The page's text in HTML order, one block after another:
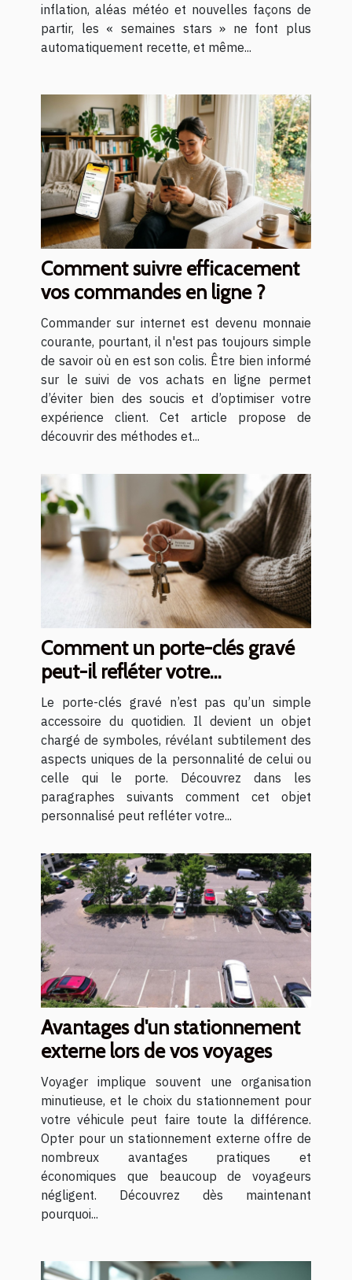
inflation, aléas météo et nouvelles façons de
partir, les « semaines stars » ne font plus
automatiquement recette, et même...
Comment suivre efficacement
vos commandes en ligne ?
Commander sur internet est devenu monnaie
courante, pourtant, il n'est pas toujours simple
de savoir où en est son colis. Être bien informé
sur le suivi de vos achats en ligne permet
d’éviter bien des soucis et d’optimiser votre
expérience client. Cet article propose de
découvrir des méthodes et...
Comment un porte-clés gravé
peut-il refléter votre
personnalité ?
Le porte-clés gravé n’est pas qu’un simple
accessoire du quotidien. Il devient un objet
chargé de symboles, révélant subtilement des
aspects uniques de la personnalité de celui ou
celle qui le porte. Découvrez dans les
paragraphes suivants comment cet objet
personnalisé peut refléter votre...
Avantages d'un stationnement
externe lors de vos voyages
Voyager implique souvent une organisation
minutieuse, et le choix du stationnement pour
votre véhicule peut faire toute la différence.
Opter pour un stationnement externe offre de
nombreux avantages pratiques et
économiques que beaucoup de voyageurs
négligent. Découvrez dès maintenant
pourquoi...